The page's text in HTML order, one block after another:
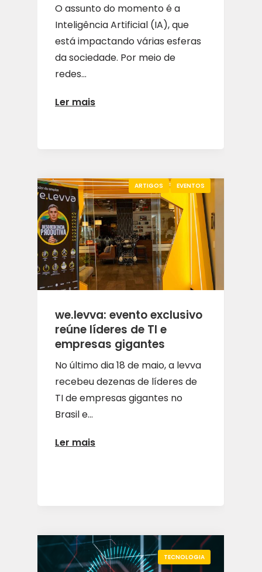
O assunto do momento é a
Inteligência Artificial (IA), que
está impactando várias esferas
da sociedade. Por meio de
redes...
Ler mais
ARTIGOS EVENTOS
we.levva: evento exclusivo
reúne líderes de TI e
empresas gigantes
No último dia 18 de maio, a levva
recebeu dezenas de líderes de
TI de empresas gigantes no
Brasil e...
Ler mais
TECNOLOGIA